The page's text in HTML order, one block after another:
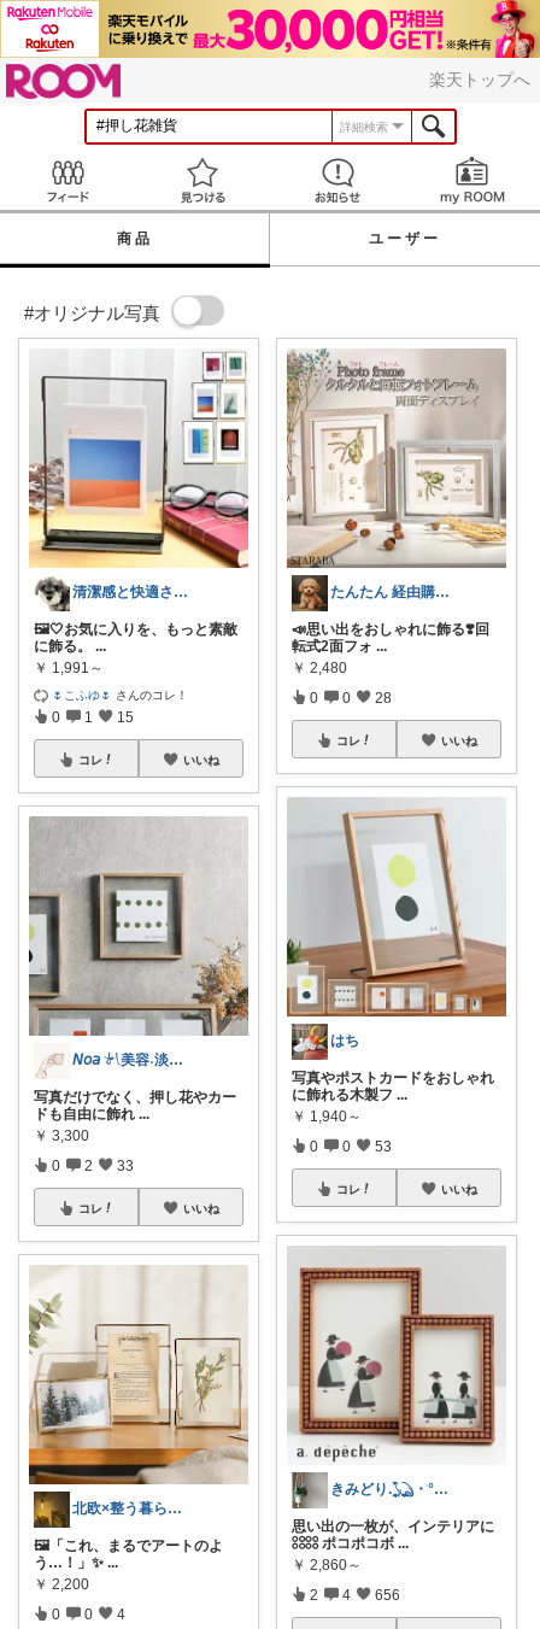
楽天トップへ
詳細検索
見つける お知らせ
商品 ユーザー
#オリジナル写真
清潔感と快適さを整える大人のインテリア部
🖼️🤍お気に入りを、もっと素敵
に飾る。 ...
￥ 1,991～
🌷こふゆ🌷 さんのコレ！
0 1 15
コレ いいね
𝘕𝘰𝘢 𓍯美容˖淡色˖グレージュ
写真だけでなく、押し花やカー
ドも自由に飾れ ...
￥ 3,300
0 2 33
コレ いいね
北欧×整う暮らし｜ハル
🖼️「これ、まるでアートのよ
う…！」✨ ...
￥ 2,200
0 0 4
たんたん 経由購入ありがとうございます！
📣思い出をおしゃれに飾る❣️回
転式2面フォ ...
￥ 2,480
0 0 28
コレ いいね
はち
写真やポストカードをおしゃれ
に飾れる木製フ ...
￥ 1,940～
0 0 53
コレ いいね
きみどり.𓆏・°いつも感謝です
思い出の一枚が、インテリアに
𓃐 ポコポコボ ...
￥ 2,860～
2 4 656